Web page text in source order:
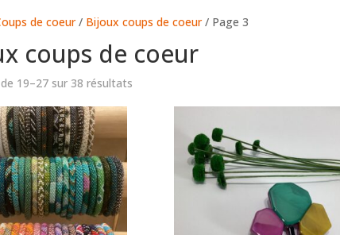
de coeur/ Bijoux coups de coeur/ Page 3
coups de coeur
19–27 sur 38 résultats